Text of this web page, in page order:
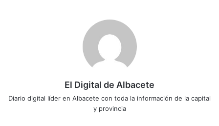
El Digital de Albacete
Diario digital líder en Albacete con toda la información de la capital
y provincia